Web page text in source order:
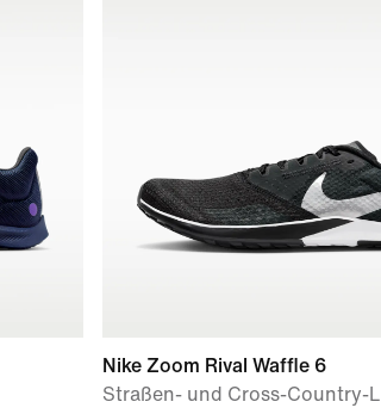
Nike Zoom Rival Waffle 6
Straßen- und Cross-Country-